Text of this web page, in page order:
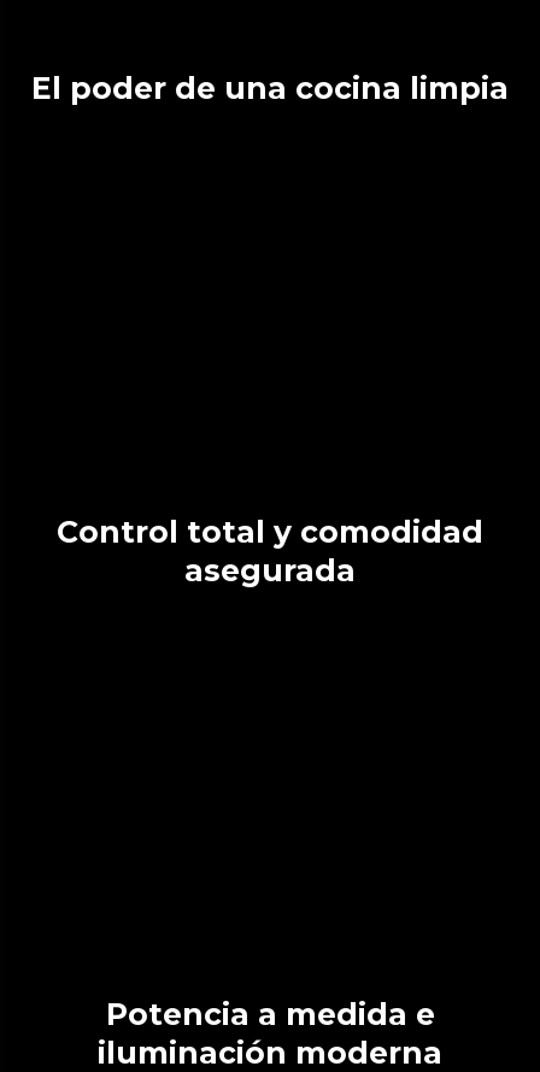
El poder de una cocina limpia
Control total y comodidad
asegurada
Potencia a medida e
iluminación moderna